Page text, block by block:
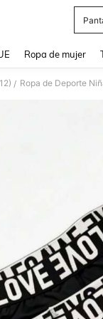
Ropa de mujer
/ Ropa de Deporte